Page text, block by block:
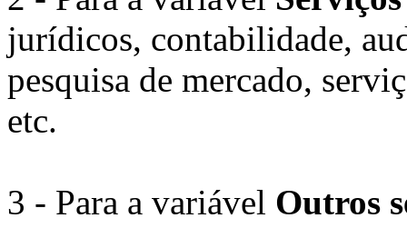
jurídicos, contabilidade,
pesquisa de mercado,
etc.
3 - Para a variável Outros